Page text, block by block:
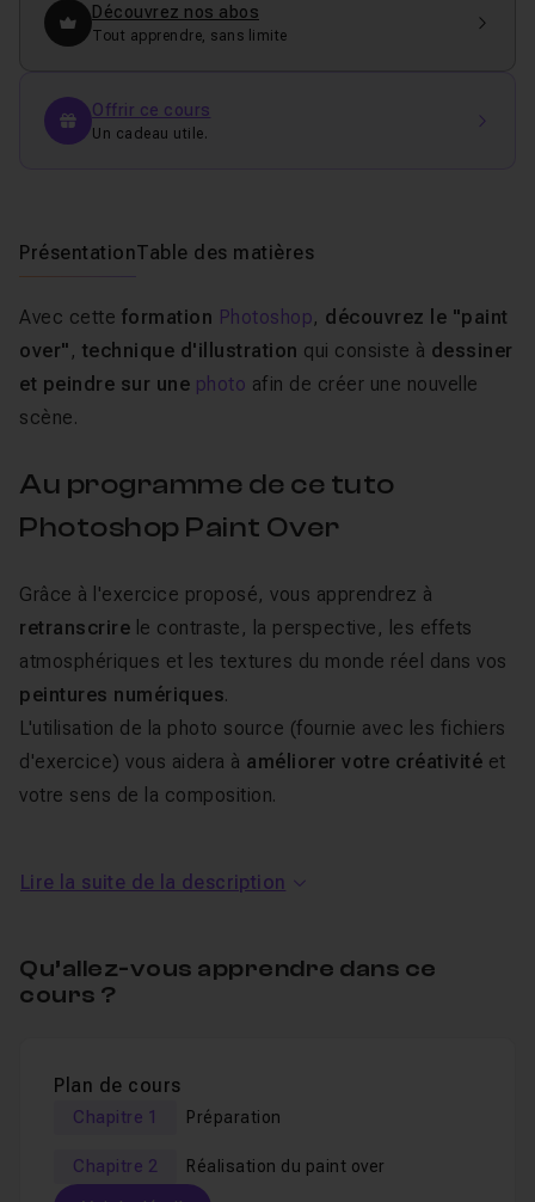
Découvrez nos abos
Tout apprendre, sans limite
Offrir ce cours
Un cadeau utile.
PrésentationTable des matières
Avec cette formation Photoshop, découvrez le "paint
over" , technique d'illustration qui consiste à dessiner
et peindre sur une photo afin de créer une nouvelle
scène.
Au programme de ce tuto
Photoshop Paint Over
Grâce à l'exercice proposé, vous apprendrez à
retranscrire le contraste, la perspective, les effets
atmosphériques et les textures du monde réel dans vos
peintures numériques.
L'utilisation de la photo source (fournie avec les fichiers
d'exercice) vous aidera à améliorer votre créativité et
votre sens de la composition.
prévisualisation en noir & blanc constante, afin de bien
La formation sera aussi utile aux novices en peinture
peut-être suivie avec n'importe quelle version de
Photoshop. L'utilisation d'une tablette graphique est
recommandée.
fichiers sources et outils personnalisés sont
Lire la suite de la description
Qu’allez-vous apprendre dans ce
cours ?
Plan de cours
Chapitre 1 Préparation
Chapitre 2 Réalisation du paint over